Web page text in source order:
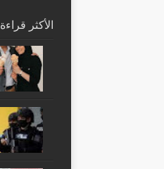
الأكثر قراءة